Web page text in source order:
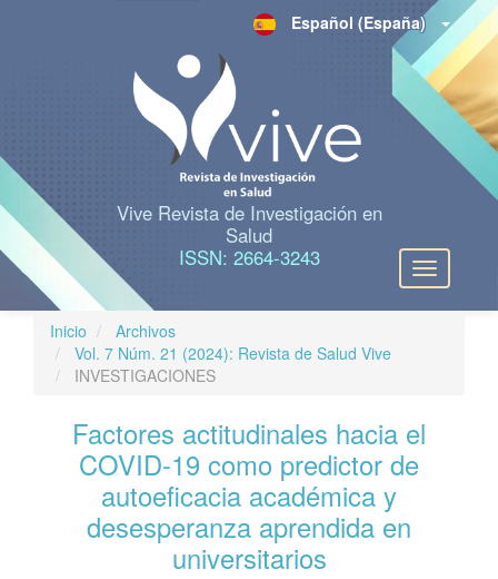
n
r
n
Español (España)
Vive Revista de Investigación en
Salud
ISSN: 2664-3243
Toggle
navigation
Inicio
Archivos
Vol. 7 Núm. 21 (2024): Revista de Salud Vive
INVESTIGACIONES
Factores actitudinales hacia el
COVID-19 como predictor de
autoeficacia académica y
desesperanza aprendida en
universitarios